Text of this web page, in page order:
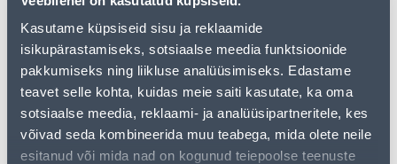
Kasutame küpsiseid sisu ja reklaamide
isikupärastamiseks, sotsiaalse meedia funktsioonide
pakkumiseks ning liikluse analüüsimiseks. Edastame
teavet selle kohta, kuidas meie saiti kasutate, ka oma
sotsiaalse meedia, reklaami- ja analüüsipartneritele, kes
võivad seda kombineerida muu teabega, mida olete neile
esitanud või mida nad on kogunud teiepoolse teenuste
• 14-päevane tagastusõigus.
• HANKIJA LAOST TELLITAV TOODE
Järelmaksu kalkulaator
Maksed